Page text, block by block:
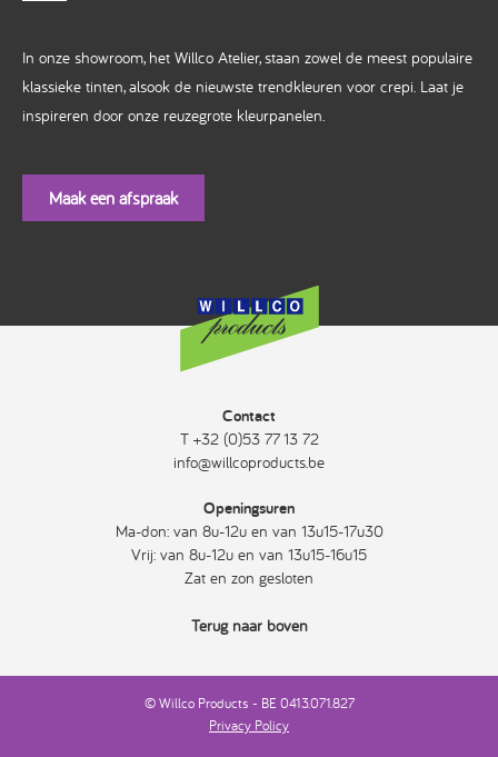
In onze showroom, het Willco Atelier, staan zowel de meest populaire
klassieke tinten, alsook de nieuwste trendkleuren voor crepi. Laat je
inspireren door onze reuzegrote kleurpanelen.
Maak een afspraak
Contact
T +32 (0)53 77 13 72
info@willcoproducts.be
Openingsuren
Ma-don: van 8u-12u en van 13u15-17u30
Vrij: van 8u-12u en van 13u15-16u15
Zat en zon gesloten
Terug naar boven
© Willco Products - BE 0413.071.827
Privacy Policy